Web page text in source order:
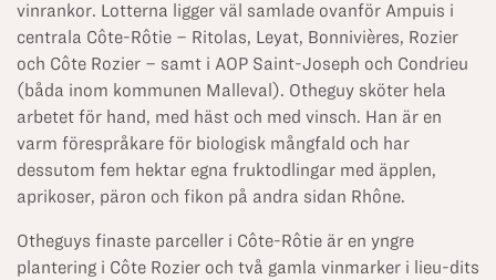
vinrankor. Lotterna ligger väl samlade ovanför Ampuis i
centrala Côte-Rôtie – Ritolas, Leyat, Bonnivières, Rozier
och Côte Rozier – samt i AOP Saint-Joseph och Condrieu
(båda inom kommunen Malleval). Otheguy sköter hela
arbetet för hand, med häst och med vinsch. Han är en
varm förespråkare för biologisk mångfald och har
dessutom fem hektar egna fruktodlingar med äpplen,
aprikoser, päron och fikon på andra sidan Rhône.
Otheguys finaste parceller i Côte-Rôtie är en yngre
plantering i Côte Rozier och två gamla vinmarker i lieu-dits